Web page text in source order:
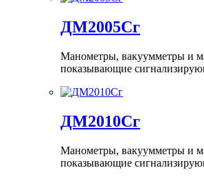
ДМ2005Сг
Манометры, вакуумметры и
показывающие
ДМ2010Сг
Манометры, вакуумметры и
показывающие